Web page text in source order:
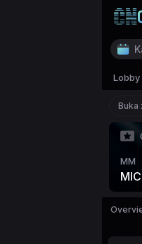
Lobby
Buka :
MM